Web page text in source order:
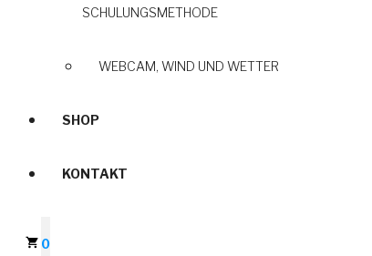
SCHULUNGSMETHODE
WEBCAM, WIND UND WETTER
SHOP
KONTAKT
0